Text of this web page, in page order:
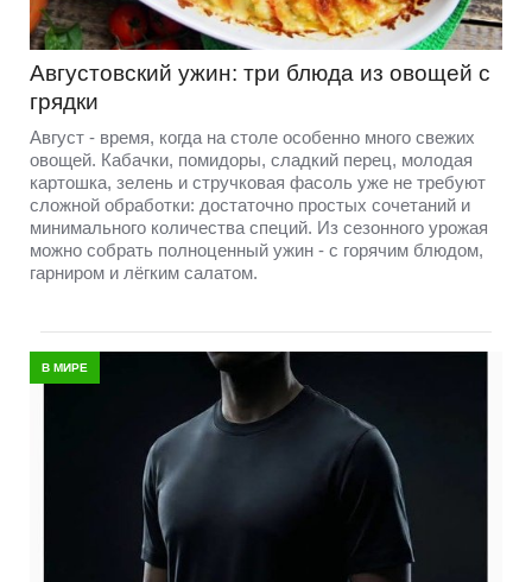
Августовский ужин: три блюда из овощей с
грядки
Август - время, когда на столе особенно много свежих
овощей. Кабачки, помидоры, сладкий перец, молодая
картошка, зелень и стручковая фасоль уже не требуют
сложной обработки: достаточно простых сочетаний и
минимального количества специй. Из сезонного урожая
можно собрать полноценный ужин - с горячим блюдом,
гарниром и лёгким салатом.
В МИРЕ